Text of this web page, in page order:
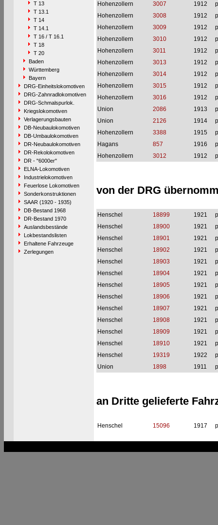
T 13
T 13.1
T 14
T 14.1
T 16 / T 16.1
T 18
T 20
Baden
Württemberg
Bayern
DRG-Einheitslokomotiven
DRG-Zahnradlokomotiven
DRG-Schmalspurlok.
Kriegslokomotiven
Verlagerungsbauten
DB-Neubaulokomotiven
DB-Umbaulokomotiven
DR-Neubaulokomotiven
DR-Rekolokomotiven
DR - "6000er"
ELNA-Lokomotiven
Industrielokomotiven
Feuerlose Lokomotiven
Sonderkonstruktionen
SAAR (1920 - 1935)
DB-Bestand 1968
DR-Bestand 1970
Auslandsbestände
Lokbestandslisten
Erhaltene Fahrzeuge
Zerlegungen
Hohenzollern
3007 1912
Hohenzollern
3008 1912
Hohenzollern
3009 1912
Hohenzollern
3010 1912
Hohenzollern
3011 1912
Hohenzollern
3013 1912
Hohenzollern
3014 1912
Hohenzollern
3015 1912
Hohenzollern
3016 1912
Union
2086 1913
Union
2126 1914
Hohenzollern
3388 1915
Hagans
857 1916
Hohenzollern
3012 1912
von der DRG
Henschel 18899 1921
Henschel
18900 1921
Henschel
18901 1921
Henschel
18902 1921
Henschel
18903 1921
Henschel
18904 1921
Henschel
18905 1921
Henschel
18906 1921
Henschel
18907 1921
Henschel
18908 1921
Henschel
18909 1921
Henschel
18910 1921
Henschel
19319 1922
Union
1898 1911
an Dritte gelieferte
Henschel 15096 1917